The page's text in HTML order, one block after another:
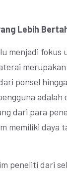
Lebih
menjadi fokus
ponsel
adalah
dari para
memiliki daya
peneliti dari